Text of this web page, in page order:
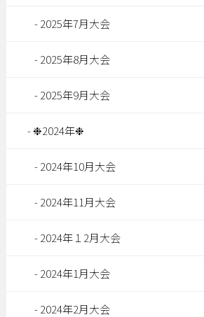
2025年7月大会
2025年8月大会
2025年9月大会
❉2024年❉
2024年10月大会
2024年11月大会
2024年１2月大会
2024年1月大会
2024年2月大会